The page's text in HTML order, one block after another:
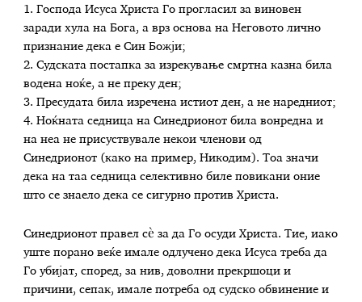
1. Господа Исуса Христа Го прогласил за виновен
заради хула на Бога, а врз основа на Неговото лично
признание дека е Син Божји;
2. Судската постапка за изрекување смртна казна била
водена ноќе, а не преку ден;
3. Пресудата била изречена истиот ден, а не наредниот;
4. Ноќната седница на Синедрионот била вонредна и
на неа не присуствувале некои членови од
Синедрионот (како на пример, Никодим). Тоа значи
дека на таа седница селективно биле повикани оние
што се знаело дека се сигурно против Христа.
Синедрионот правел сè за да Го осуди Христа. Тие, иако
уште порано веќе имале одлучено дека Исуса треба да
Го убијат, според, за нив, доволни прекршоци и
причини, сепак, имале потреба од судско обвинение и